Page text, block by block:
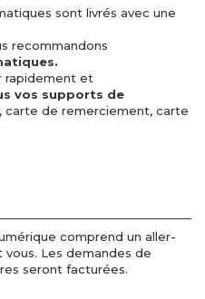
sont livrés avec une
recommandons
rapidement et
vos supports de
carte de remerciement, carte
comprend un aller-
Les demandes de
seront facturées.